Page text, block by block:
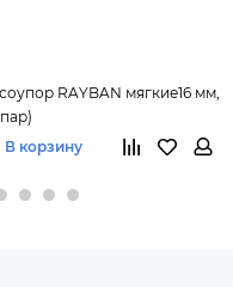
RAYBAN мягкие16 мм,
В корзину